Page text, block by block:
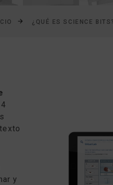
¿QUÉ ES SCIENCE BITS?
y